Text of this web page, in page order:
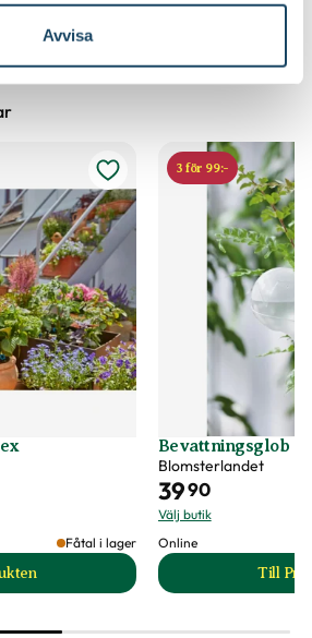
Avvisa
Fåtal i lager
Bevattningsdator Flex produktsida
3 för 99:-
Bevattningsglob
Blomsterlandet
3990
Välj butik
Online
Till